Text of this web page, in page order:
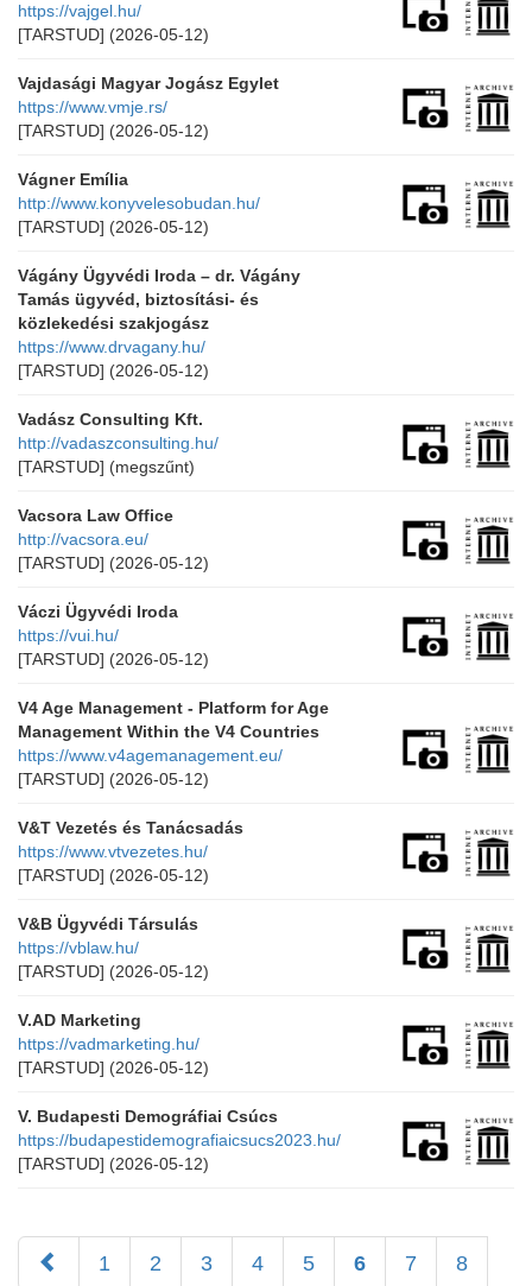
https://vajgel.hu/
[TARSTUD] (2026-05-12)
Vajdasági Magyar Jogász Egylet
https://www.vmje.rs/
[TARSTUD] (2026-05-12)
Vágner Emília
http://www.konyvelesobudan.hu/
[TARSTUD] (2026-05-12)
Vágány Ügyvédi Iroda – dr. Vágány
Tamás ügyvéd, biztosítási- és
közlekedési szakjogász
https://www.drvagany.hu/
[TARSTUD] (2026-05-12)
Vadász Consulting Kft.
http://vadaszconsulting.hu/
[TARSTUD] (megszűnt)
Vacsora Law Office
http://vacsora.eu/
[TARSTUD] (2026-05-12)
Váczi Ügyvédi Iroda
https://vui.hu/
[TARSTUD] (2026-05-12)
V4 Age Management - Platform for Age
Management Within the V4 Countries
https://www.v4agemanagement.eu/
[TARSTUD] (2026-05-12)
V&T Vezetés és Tanácsadás
https://www.vtvezetes.hu/
[TARSTUD] (2026-05-12)
V&B Ügyvédi Társulás
https://vblaw.hu/
[TARSTUD] (2026-05-12)
V.AD Marketing
https://vadmarketing.hu/
[TARSTUD] (2026-05-12)
V. Budapesti Demográfiai Csúcs
https://budapestidemografiaicsucs2023.hu/
[TARSTUD] (2026-05-12)
1 2 3 4 5 6 7 8